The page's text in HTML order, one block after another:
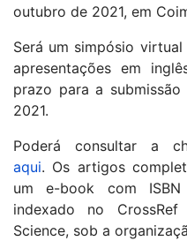
outubro de 2021, em
Será um simpósio
apresentações em
prazo para a
2021.
Poderá consultar a
aqui. Os artigos
um e-book com
indexado no
Science, sob a